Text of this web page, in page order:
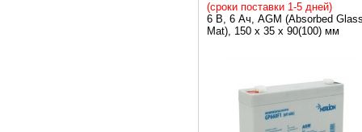
(сроки поставки 1-5 дней)
6 В, 6 Ач, AGM (Absorbed
Mat), 150 х 35 х 90(100) мм